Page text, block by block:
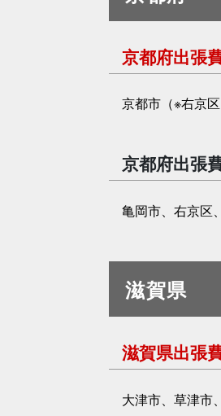
京都府出張
京都市（※右京
京都府出張
亀岡市、右京区
滋賀県
滋賀県出張
大津市、草津市